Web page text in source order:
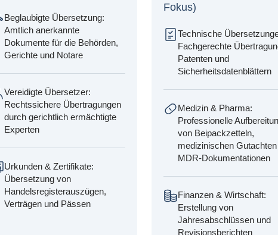
Beglaubigte Übersetzung:
Amtlich anerkannte
Dokumente für die Behörden,
Gerichte und Notare
Vereidigte Übersetzer:
Rechtssichere Übertragungen
durch gerichtlich ermächtigte
Experten
Urkunden & Zertifikate:
Übersetzung von
Handelsregisterauszügen,
Verträgen und Pässen
Fokus)
Technische
Fachgerechte
Patenten und
Sicherheitsdatenblättern
Medizin & Pharma:
Professionelle
von Beipackzetteln,
medizinischen
MDR-Dokumentationen
Finanzen & Wirtschaft:
Erstellung von
Jahresabschlüssen und
Revisionsberichten